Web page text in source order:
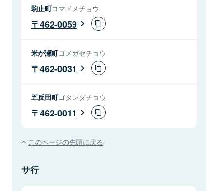
駒止町コマドメチョウ
462-0059
米が瀬町コメガセチョウ
462-0031
五反田町ゴタンダチョウ
462-0011
このページの先頭に戻る
サ行